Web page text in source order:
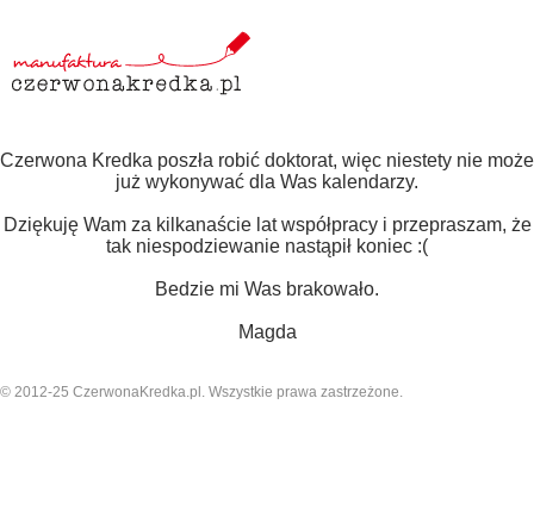
Czerwona Kredka poszła robić doktorat, więc niestety nie może
już wykonywać dla Was kalendarzy.
Dziękuję Wam za kilkanaście lat współpracy i przepraszam, że
tak niespodziewanie nastąpił koniec :(
Bedzie mi Was brakowało.
Magda
© 2012-25 CzerwonaKredka.pl. Wszystkie prawa zastrzeżone.